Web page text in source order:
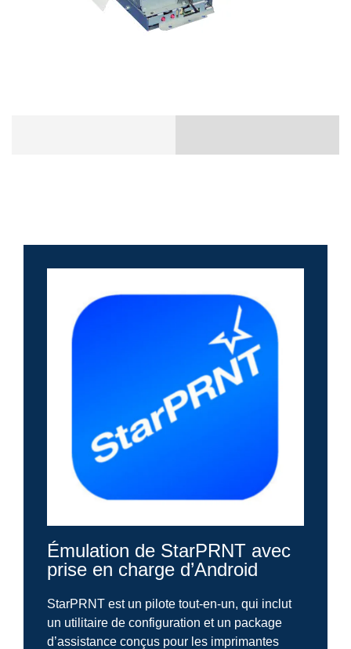
Émulation de StarPRNT avec
prise en charge d’Android
StarPRNT est un pilote tout-en-un, qui inclut
un utilitaire de configuration et un package
d’assistance conçus pour les imprimantes